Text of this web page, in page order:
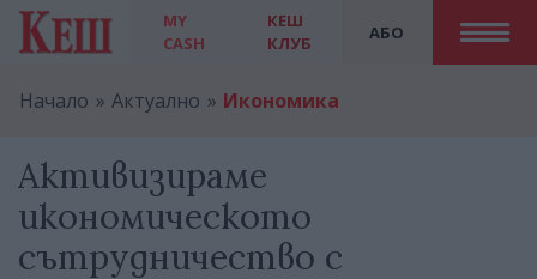
MY
CASH
АБО
КЕШ
КЛУБ
Начало Актуално Икономика
Активизираме
икономическото
сътрудничество с